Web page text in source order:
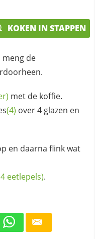
KOKEN IN STAPPEN
meng de
met de koffie.
(4) over 4 glazen en
en daarna flink wat
eetlepels).